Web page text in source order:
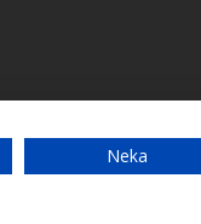
Neka